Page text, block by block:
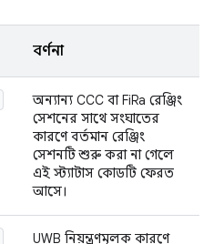
বর্ণনা
অন্যান্য CCC বা FiRa রেঞ্জিং
সেশনের সাথে সংঘাতের
কারণে বর্তমান রেঞ্জিং
সেশনটি শুরু করা না গেলে
এই স্ট্যাটাস কোডটি ফেরত
আসে।
UWB নিয়ন্ত্রণমূলক কারণে